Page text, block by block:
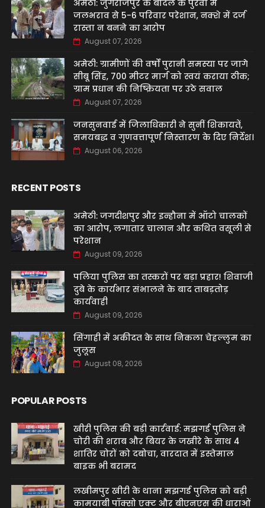
अमेठी: जुगराजपुर के बादल के पुरवा में
जलभराव से 5-6 परिवार परेशान, नक्शे में दर्ज
रास्ता न बनने का आरोप
August 07, 2026
अमेठी: ग्रामीणों की वर्षों पुरानी समस्या पर जागे
सीबू सिंह, 700 मीटर मार्ग को स्वयं कराया ठीक;
ग्राम प्रधान की निष्क्रियता पर उठे सवाल
August 07, 2026
जनसुनवाई में जिलाधिकारी ने सुनीं शिकायतें,
समयबद्ध व गुणवत्तापूर्ण निस्तारण के दिए निर्देश।
August 06, 2026
RECENT POSTS
अमेठी: जगदीशपुर और इन्हौना में ऑटो चालकों
का आरोप, लगातार चालान और कथित वसूली से
परेशान
August 09, 2026
पलिया पुलिस का तस्करों पर बड़ा प्रहार! शिवाजी
दुबे के कार्यभार संभालने के बाद ताबड़तोड़
कार्यवाही
August 09, 2026
सिंगाही में अकीदत के साथ निकला चेहल्लुम का
जुलूस
August 08, 2026
POPULAR POSTS
खीरी पुलिस की बड़ी कार्रवाई: मझगई पुलिस ने
चोरी की शराब और बियर के जखीरे के साथ 4
शातिर चोरों को दबोचा, वारदात में इस्तेमाल
बाइक भी बरामद
लखीमपुर खीरी के थाना मझगई पुलिस को बड़ी
कामयाबी पॉक्सो एक्ट और बीएनएस की धाराओं